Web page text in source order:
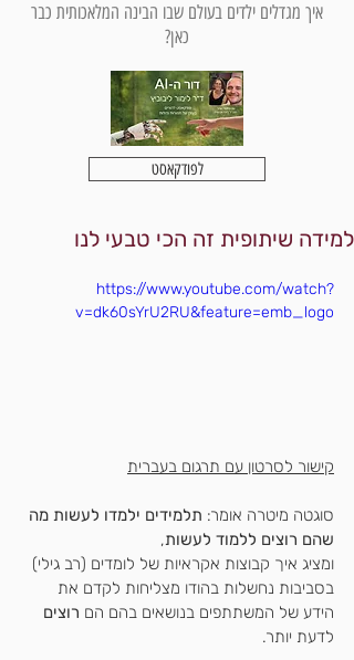
איך מגדלים ילדים בעולם שבו הבינה המלאכותית כבר
כאן?
לפודקאסט
למידה שיתופית זה הכי טבעי לנו
https://www.youtube.com/watch?
v=dk60sYrU2RU&feature=emb_logo
קישור לסרטון עם תרגום בעברית
סוגטה מיטרה אומר: תלמידים ילמדו לעשות מה
שהם רוצים ללמוד לעשות,
ומציג איך קבוצות אקראיות של לומדים (רב גילי)
בסביבות נחשלות בהודו מצליחות לקדם את
הידע של המשתתפים בנושאים בהם הם רוצים
לדעת יותר.